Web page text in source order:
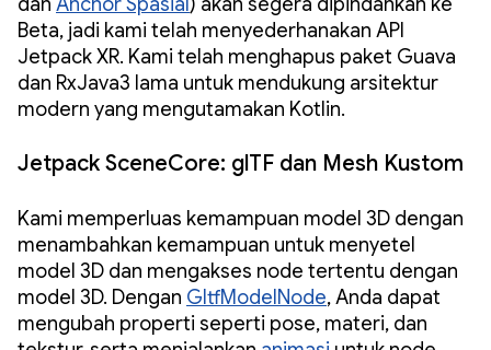
Beta, jadi kami telah menyederhanakan API
Jetpack XR. Kami telah menghapus paket Guava
dan RxJava3 lama untuk mendukung arsitektur
modern yang mengutamakan Kotlin.
Jetpack SceneCore: glTF dan Mesh Kustom
Kami memperluas kemampuan model 3D dengan
menambahkan kemampuan untuk menyetel
model 3D dan mengakses node tertentu dengan
model 3D. Dengan GltfModelNode, Anda dapat
mengubah properti seperti pose, materi, dan